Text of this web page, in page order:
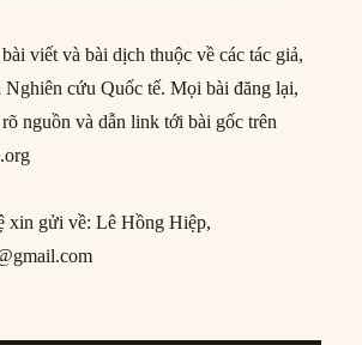
viết và bài dịch thuộc về các tác giả,
cứu Quốc tế. Mọi bài đăng lại,
nguồn và dẫn link tới bài gốc trên
xin gửi về: Lê Hồng Hiệp,